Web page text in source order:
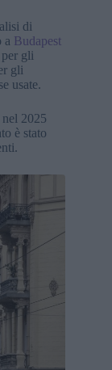
di
a Budapest
gli
gli
usate.
2025
è stato